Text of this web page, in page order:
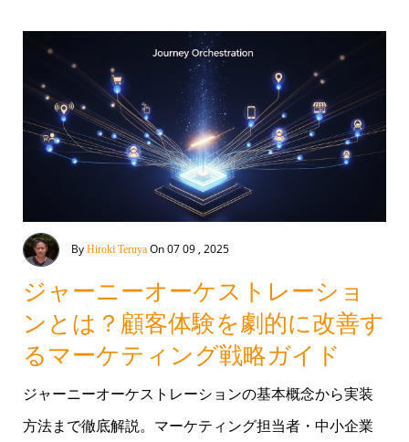
By Hiroki Teruya On 07 09 , 2025
ジャーニーオーケストレーショ
ンとは？顧客体験を劇的に改善す
るマーケティング戦略ガイド
ジャーニーオーケストレーションの基本概念から実装
方法まで徹底解説。マーケティング担当者・中小企業